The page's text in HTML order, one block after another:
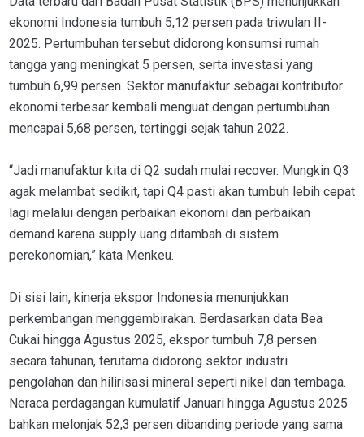
ekonomi Indonesia tumbuh 5,12 persen pada triwulan II-
2025. Pertumbuhan tersebut didorong konsumsi rumah
tangga yang meningkat 5 persen, serta investasi yang
tumbuh 6,99 persen. Sektor manufaktur sebagai kontributor
ekonomi terbesar kembali menguat dengan pertumbuhan
mencapai 5,68 persen, tertinggi sejak tahun 2022.
“Jadi manufaktur kita di Q2 sudah mulai recover. Mungkin Q3
agak melambat sedikit, tapi Q4 pasti akan tumbuh lebih cepat
lagi melalui dengan perbaikan ekonomi dan perbaikan
demand karena supply uang ditambah di sistem
perekonomian,” kata Menkeu.
Di sisi lain, kinerja ekspor Indonesia menunjukkan
perkembangan menggembirakan. Berdasarkan data Bea
Cukai hingga Agustus 2025, ekspor tumbuh 7,8 persen
secara tahunan, terutama didorong sektor industri
pengolahan dan hilirisasi mineral seperti nikel dan tembaga.
Neraca perdagangan kumulatif Januari hingga Agustus 2025
bahkan melonjak 52,3 persen dibanding periode yang sama